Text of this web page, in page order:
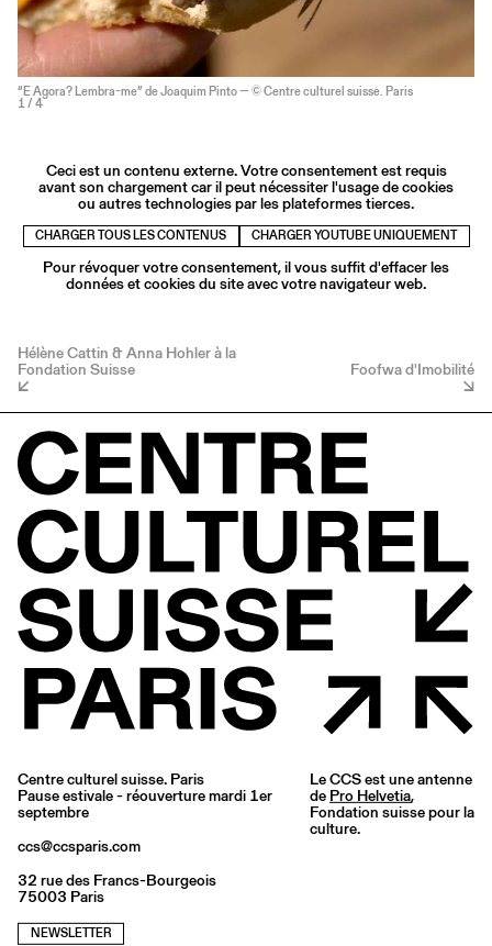
“E Agora? Lembra-me” de Joaquim Pinto — © Centre culturel suisse. Paris
1 / 4
Ceci est un contenu externe. Votre consentement est requis
avant son chargement car il peut nécessiter l'usage de cookies
ou autres technologies par les plateformes tierces.
CHARGER TOUS LES CONTENUS CHARGER YOUTUBE UNIQUEMENT
Pour révoquer votre consentement, il vous suffit d'effacer les
données et cookies du site avec votre navigateur web.
Hélène Cattin & Anna Hohler à la
Fondation Suisse Foofwa d'Imobilité
Centre culturel suisse. Paris
Pause estivale - réouverture mardi 1er
septembre
ccs@ccsparis.com
32 rue des Francs-Bourgeois
75003 Paris
NEWSLETTER
Le CCS est une antenne
de Pro Helvetia,
Fondation suisse pour la
culture.